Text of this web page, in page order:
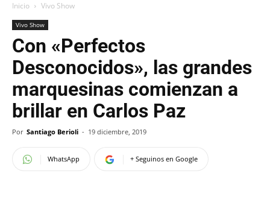
Inicio Vivo Show
Vivo Show
Con «Perfectos
Desconocidos», las grandes
marquesinas comienzan a
brillar en Carlos Paz
Por Santiago Berioli - 19 diciembre, 2019
WhatsApp + Seguinos en Google